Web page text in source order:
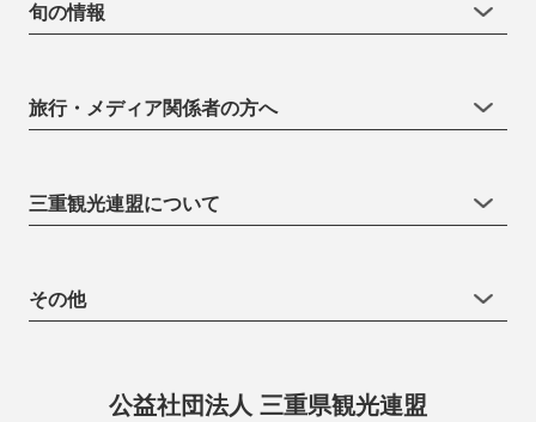
旬の情報
旅行・メディア関係者の方へ
三重観光連盟について
その他
公益社団法人 三重県観光連盟